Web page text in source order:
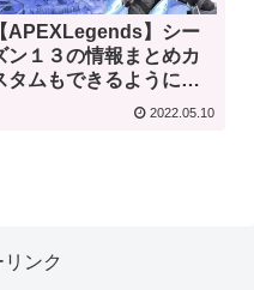
【APEXLegends】シー
ン１３の情報まとめカ
タムもできるようにな
2022.05.10
ンク